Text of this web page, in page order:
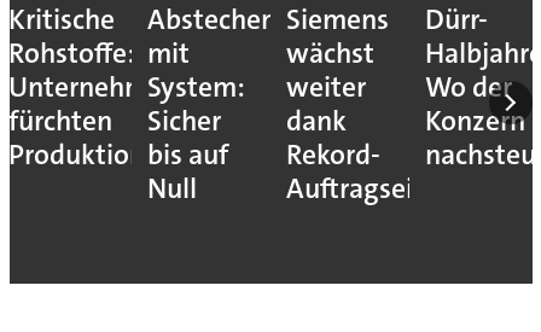
Kritische
Rohstoffe:
Unternehmen
fürchten
Produktionsstopps
Abstechen
mit
System:
Sicher
bis auf
Null
Siemens
wächst
weiter
dank
Rekord-
Auftragseingang
Dürr-
Wo der
Konzern